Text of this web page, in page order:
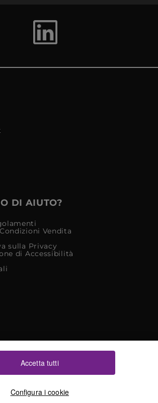
DI AIUTO?
Vendita
sulla Privacy
di Accessibilità
Configura i cookie
Accetta tutti